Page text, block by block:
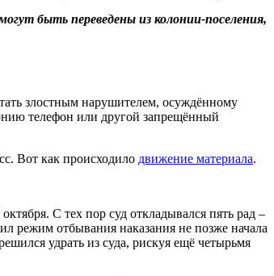
быть переведены из колонии-поселения,
злостным нарушителем, осуждённому
телефон или другой запрещённый
Вот как происходило движение материала.
С тех пор суд откладывался пять рад –
режим отбывания наказания не позже начала
удрать из суда, рискуя ещё четырьмя